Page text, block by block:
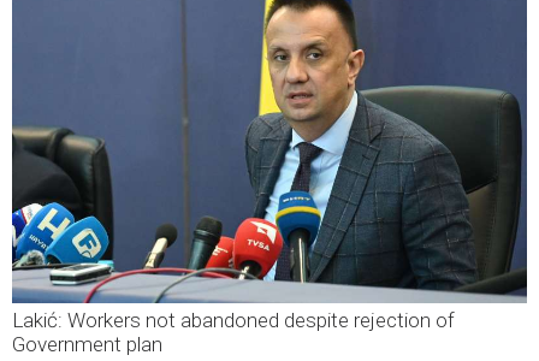
Lakić: Workers not abandoned despite rejection of
Government plan